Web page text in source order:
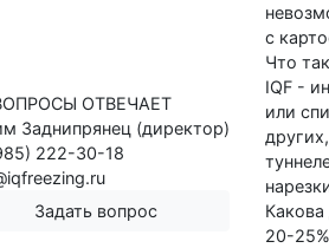
ОТВЕЧАЕТ
Заднипрянец (директор)
222-30-18
Задать вопрос
с
Что
IQF -
или
20-